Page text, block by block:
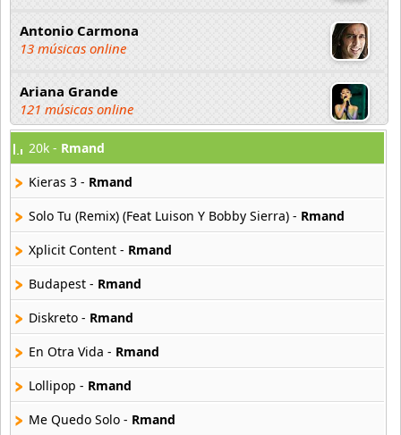
Antonio Carmona
13 músicas online
Ariana Grande
121 músicas online
Aselin Debison
25 músicas online
Asmir Young
36 músicas online
44 músicas online
B J Thomas
18 músicas online
Bellakath
27 músicas online
20k - Rmand
Kieras 3 - Rmand
Solo Tu (Remix) (Feat Luison Y Bobby Sierra) - Rmand
Xplicit Content - Rmand
Budapest - Rmand
Diskreto - Rmand
En Otra Vida - Rmand
Lollipop - Rmand
Me Quedo Solo - Rmand